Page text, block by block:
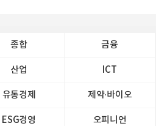
종합 금융
산업 ICT
유통경제 제약∙바이오
ESG경영 오피니언